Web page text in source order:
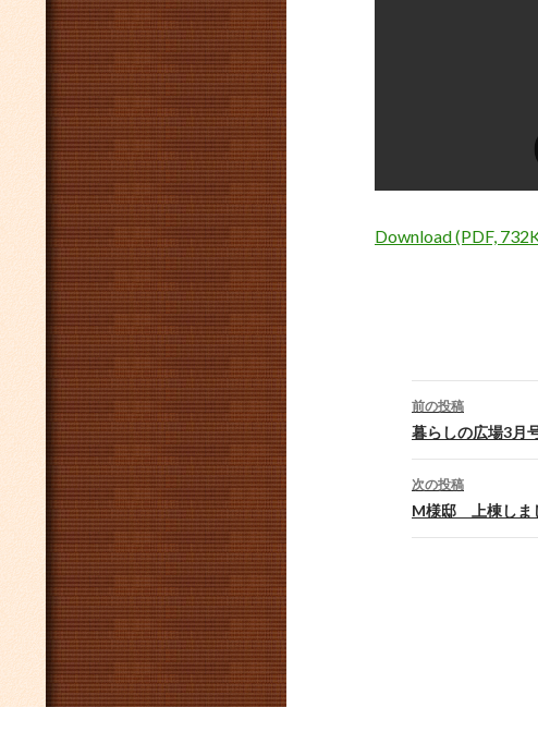
Download (PDF,
投
稿
ナ
ビ
前の投稿
暮らしの広場3月
次の投稿
M様邸 上棟しま